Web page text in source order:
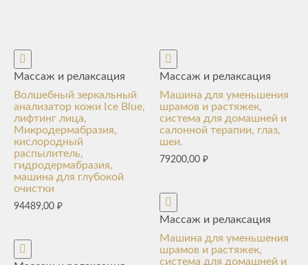
Массаж и релаксация
Волшебный зеркальный
анализатор кожи Ice Blue,
лифтинг лица,
Микродермабразия,
кислородный
распылитель,
гидродермабразия,
машина для глубокой
очистки
94489,00 ₽
Массаж и релаксация
Машина для уменьшения
шрамов и растяжек,
система для домашней и
салонной терапии, глаз,
шеи.
79200,00₽
Массаж и релаксация
Машина для уменьшения
шрамов и растяжек,
система для домашней и